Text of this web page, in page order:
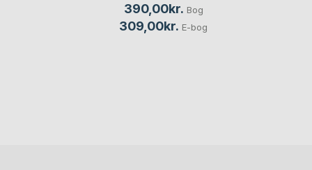
390,00kr. Bog
309,00kr. E-bog